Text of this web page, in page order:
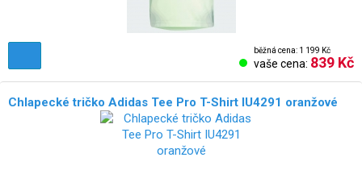
běžná cena: 1 199 Kč
vaše cena: 839 Kč
Chlapecké tričko Adidas Tee Pro T-Shirt IU4291 oranžové